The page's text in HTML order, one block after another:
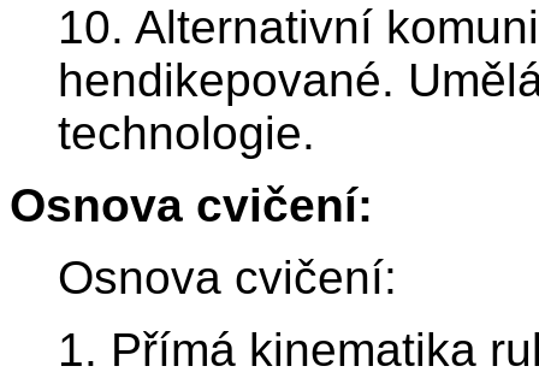
10. Alternativní
hendikepované.
technologie.
Osnova cvičení:
Osnova cvičení:
1. Přímá kinematika